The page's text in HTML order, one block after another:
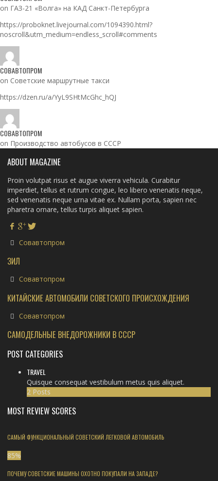
on ГАЗ-21 «Волга» на КАД Санкт-Петербурга
https://proboknet.livejournal.com/1094390.html?
noscroll&utm_medium=endless_scroll#comments
СОВАВТОПРОМ
on Советские маршрутные такси
https://dzen.ru/a/YyL9SHtMcGhc_hQJ
СОВАВТОПРОМ
on Производство автобусов в СССР
ABOUT MAGAZINE
Proin volutpat risus et augue viverra vehicula. Curabitur
imperdiet, tellus et rutrum congue, leo libero venenatis neque,
sed venenatis neque urna vitae ex. Nullam porta, sapien nec
pharetra ornare, tellus turpis aliquet sapien.
Совавтопром
ЗИЛ
Совавтопром
КИТАЙСКИЕ АВТОМОБИЛИ СОВЕТСКОГО ПРОИСХОЖДЕНИЯ
Совавтопром
САМОДЕЛЬНЫЕ ВНЕДОРОЖНИКИ В СССР
POST CATEGORIES
TRAVEL
Quisque consequat vestibulum metus quis aliquet.
2 Posts
MOST REVIEW SCORES
САМЫЙ ФУНКЦИОНАЛЬНЫЙ СОВЕТСКИЙ ЛЕГКОВОЙ АВТОМОБИЛЬ
85%
ПОЧЕМУ СОВЕТСКИЕ МАШИНЫ ОХОТНО ПОКУПАЛИ НА ЗАПАДЕ?